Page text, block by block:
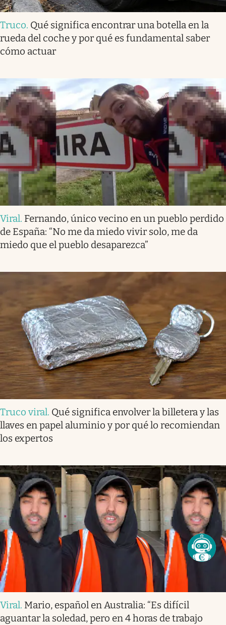
Truco. Qué significa encontrar una botella en la
rueda del coche y por qué es fundamental saber
cómo actuar
Viral. Fernando, único vecino en un pueblo perdido
de España: “No me da miedo vivir solo, me da
miedo que el pueblo desaparezca”
Truco viral. Qué significa envolver la billetera y las
llaves en papel aluminio y por qué lo recomiendan
los expertos
Viral. Mario, español en Australia: “Es difícil
aguantar la soledad, pero en 4 horas de trabajo